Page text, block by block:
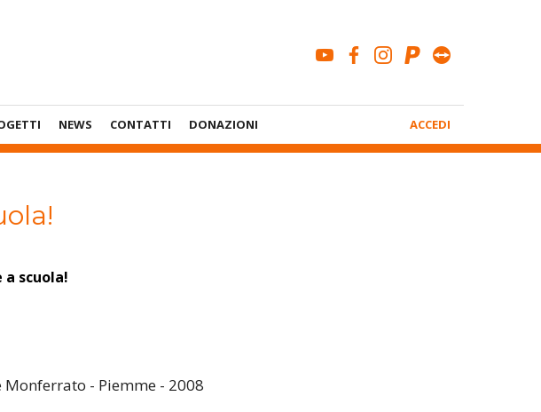
youtubefacebook
instagram
paypal
NEWS CONTATTI DONAZIONI
Account
ACCEDI
scuola!
Monferrato - Piemme - 2008